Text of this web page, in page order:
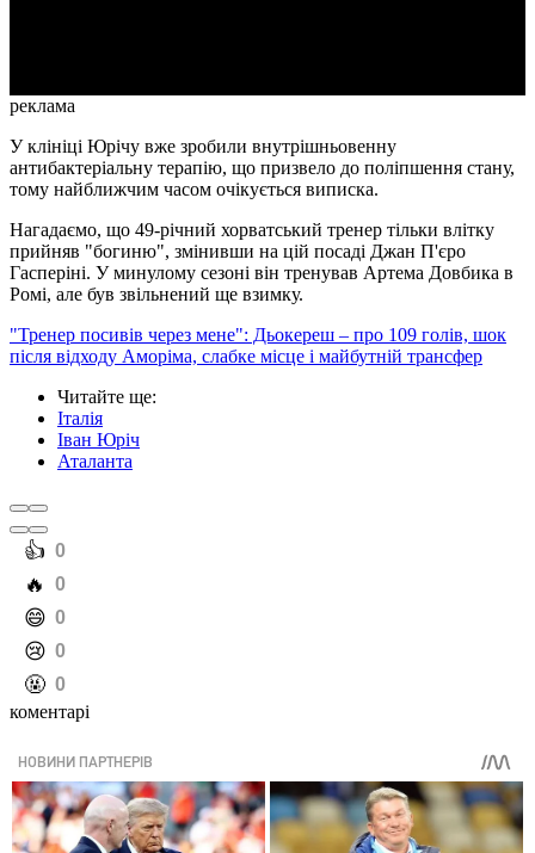
реклама
У клініці Юрічу вже зробили внутрішньовенну
антибактеріальну терапію, що призвело до поліпшення стану,
тому найближчим часом очікується виписка.
Нагадаємо, що 49-річний хорватський тренер тільки влітку
прийняв "богиню", змінивши на цій посаді Джан П'єро
Гасперіні. У минулому сезоні він тренував Артема Довбика в
Ромі, але був звільнений ще взимку.
"Тренер посивів через мене": Дьокереш – про 109 голів, шок
після відходу Аморіма, слабке місце і майбутній трансфер
Читайте ще:
Італія
Іван Юріч
Аталанта
️👍 0
️🔥 0
️😄 0
️😢 0
️🤬 0
коментарі